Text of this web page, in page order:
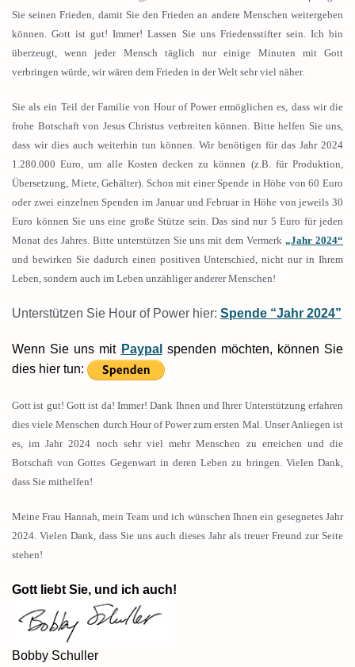
Sie seinen Frieden, damit Sie den Frieden an andere Menschen weitergeben
können. Gott ist gut! Immer! Lassen Sie uns Friedensstifter sein. Ich bin
überzeugt, wenn jeder Mensch täglich nur einige Minuten mit Gott
verbringen würde, wir wären dem Frieden in der Welt sehr viel näher.
Sie als ein Teil der Familie von Hour of Power ermöglichen es, dass wir die
frohe Botschaft von Jesus Christus verbreiten können. Bitte helfen Sie uns,
dass wir dies auch weiterhin tun können. Wir benötigen für das Jahr 2024
1.280.000 Euro, um alle Kosten decken zu können (z.B. für Produktion,
Übersetzung, Miete, Gehälter). Schon mit einer Spende in Höhe von 60 Euro
oder zwei einzelnen Spenden im Januar und Februar in Höhe von jeweils 30
Euro können Sie uns eine große Stütze sein. Das sind nur 5 Euro für jeden
Monat des Jahres. Bitte unterstützen Sie uns mit dem Vermerk„Jahr 2024“
und bewirken Sie dadurch einen positiven Unterschied, nicht nur in Ihrem
Leben, sondern auch im Leben unzähliger anderer Menschen!
Unterstützen Sie Hour of Power hier: Spende “Jahr 2024”
Wenn Sie uns mit Paypal spenden möchten, können Sie
dies hier tun:
Gott ist gut! Gott ist da! Immer! Dank Ihnen und Ihrer Unterstützung erfahren
dies viele Menschen durch Hour of Power zum ersten Mal. Unser Anliegen ist
es, im Jahr 2024 noch sehr viel mehr Menschen zu erreichen und die
Botschaft von Gottes Gegenwart in deren Leben zu bringen. Vielen Dank,
dass Sie mithelfen!
Meine Frau Hannah, mein Team und ich wünschen Ihnen ein gesegnetes Jahr
2024. Vielen Dank, dass Sie uns auch dieses Jahr als treuer Freund zur Seite
stehen!
Gott liebt Sie, und ich auch!
Bobby Schuller